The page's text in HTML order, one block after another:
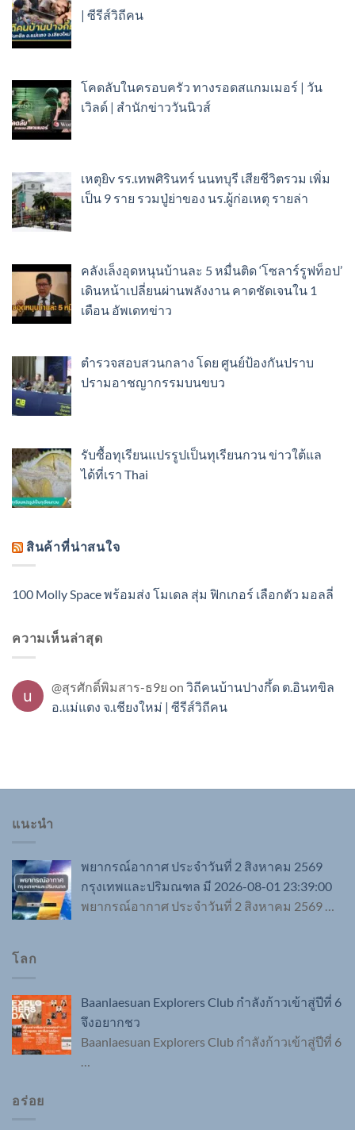
| ซีรีส์วิถีคน
โคดลับในครอบครัว ทางรอดสแกมเมอร์ | วัน
เวิลด์ | สำนักข่าววันนิวส์
เหตุยิv รร.เทพศิรินทร์ นนทบุรี เสียชีวิตรวม เพิ่ม
เป็น 9 ราย รวมปู่ย่าของ นร.ผู้ก่อเหตุ รายล่า
คลังเล็งอุดหนุนบ้านละ 5 หมื่นติด ‘โซลาร์รูฟท็อป’
เดินหน้าเปลี่ยนผ่านพลังงาน คาดชัดเจนใน 1
เดือน อัพเดทข่าว
ตำรวจสอบสวนกลาง โดย ศูนย์ป้องกันปราบ
ปรามอาชญากรรมบนขบว
รับซื้อทุเรียนแปรรูปเป็นทุเรียนกวน ข่าวใต้แล
ได้ที่เรา Thai
สินค้าที่น่าสนใจ
100 Molly Space พร้อมส่ง โมเดล สุ่ม ฟิกเกอร์ เลือกตัว มอลลี่
ความเห็นล่าสุด
@สุรศักดิ์พิมสาร-ธ9ย on วิถีคนบ้านปางกึ้ด ต.อินทขิล
อ.แม่แตง จ.เชียงใหม่ | ซีรีส์วิถีคน
แนะนำ
พยากรณ์อากาศ ประจำวันที่ 2 สิงหาคม 2569
กรุงเทพและปริมณฑล มี 2026-08-01 23:39:00
พยากรณ์อากาศ ประจำวันที่ 2 สิงหาคม 2569 …
โลก
Baanlaesuan Explorers Club กำลังก้าวเข้าสู่ปีที่ 6
จึงอยากชว
Baanlaesuan Explorers Club กำลังก้าวเข้าสู่ปีที่ 6
อร่อย